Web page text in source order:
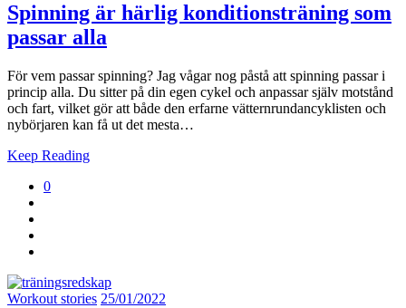
Spinning är härlig konditionsträning som
passar alla
För vem passar spinning? Jag vågar nog påstå att spinning passar i
princip alla. Du sitter på din egen cykel och anpassar själv motstånd
och fart, vilket gör att både den erfarne vätternrundancyklisten och
nybörjaren kan få ut det mesta…
Keep Reading
0
Workout stories 25/01/2022